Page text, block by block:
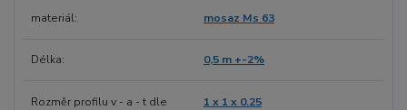
materiál mosaz Ms 63
Délka 0,5 m +-2%
Rozměr profilu v - a - t dle
1 x 1 x 0.25